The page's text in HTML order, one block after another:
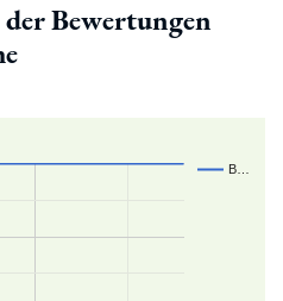
Bewertungen
B…